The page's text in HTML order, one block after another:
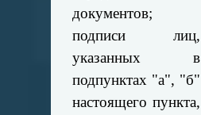
документов;
подписи лиц,
указанных в
подпунктах "а", "б"
настоящего пункта,